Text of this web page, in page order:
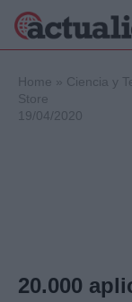
Home » Ciencia y
Store
19/04/2020
20.000